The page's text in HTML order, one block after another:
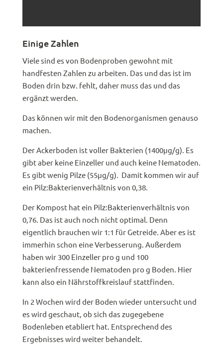
Einige Zahlen
Viele sind es von Bodenproben gewohnt mit
handfesten Zahlen zu arbeiten. Das und das ist im
Boden drin bzw. fehlt, daher muss das und das
ergänzt werden.
Das können wir mit den Bodenorganismen genauso
machen.
Der Ackerboden ist voller Bakterien (1400µg/g). Es
gibt aber keine Einzeller und auch keine Nematoden.
Es gibt wenig Pilze (55µg/g). Damit kommen wir auf
ein Pilz:Bakterienverhältnis von 0,38.
Der Kompost hat ein Pilz:Bakterienverhältnis von
0,76. Das ist auch noch nicht optimal. Denn
eigentlich brauchen wir 1:1 für Getreide. Aber es ist
immerhin schon eine Verbesserung. Außerdem
haben wir 300 Einzeller pro g und 100
bakterienfressende Nematoden pro g Boden. Hier
kann also ein Nährstoffkreislauf stattfinden.
In 2 Wochen wird der Boden wieder untersucht und
es wird geschaut, ob sich das zugegebene
Bodenleben etabliert hat. Entsprechend des
Ergebnisses wird weiter behandelt.